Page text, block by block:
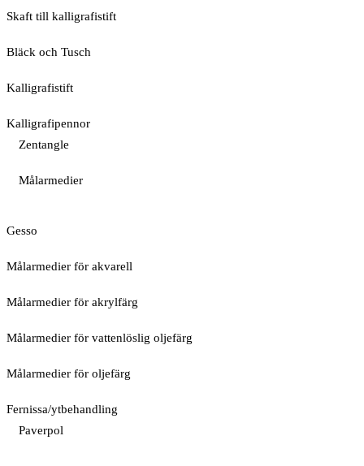
Skaft till kalligrafistift
Bläck och Tusch
Kalligrafistift
Kalligrafipennor
Zentangle
Målarmedier
Gesso
Målarmedier för akvarell
Målarmedier för akrylfärg
Målarmedier för vattenlöslig oljefärg
Målarmedier för oljefärg
Fernissa/ytbehandling
Paverpol